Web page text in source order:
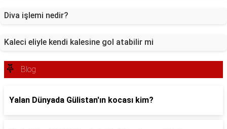
Diva işlemi nedir?
Kaleci eliyle kendi kalesine gol atabilir mi
Blog
Yalan Dünyada Gülistan'ın kocası kim?